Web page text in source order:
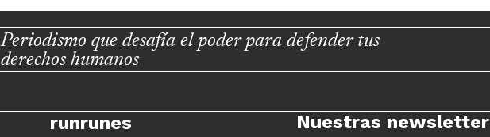
Periodismo que desafía el poder para defender tus
derechos humanos
runrunes Nuestras newsletter